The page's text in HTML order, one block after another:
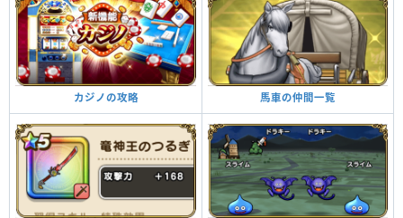
カジノの攻略 馬車の仲間一覧